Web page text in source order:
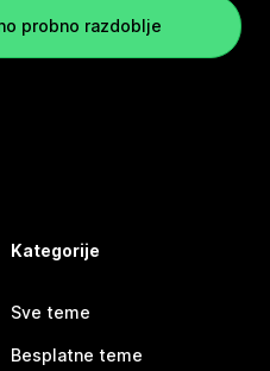
probno razdoblje
Kategorije
Sve teme
Besplatne teme